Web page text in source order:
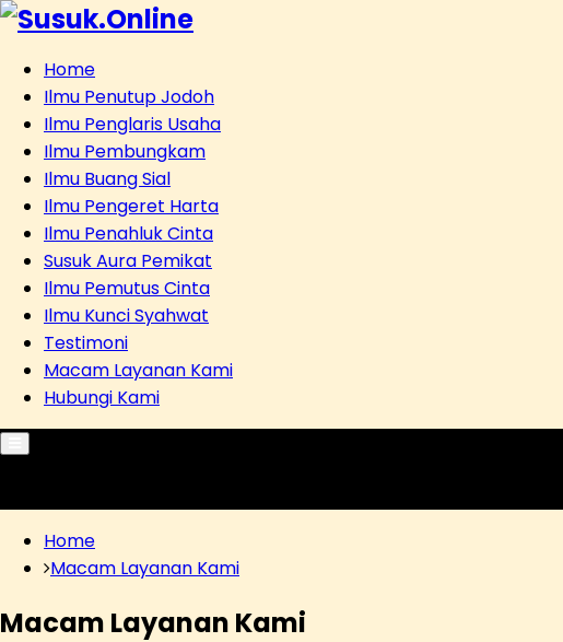
Home
Ilmu Penutup Jodoh
Ilmu Penglaris Usaha
Ilmu Pembungkam
Ilmu Buang Sial
Ilmu Pengeret Harta
Ilmu Penahluk Cinta
Susuk Aura Pemikat
Ilmu Pemutus Cinta
Ilmu Kunci Syahwat
Testimoni
Macam Layanan Kami
Hubungi Kami
Menu
Home
Macam Layanan Kami
Macam Layanan Kami